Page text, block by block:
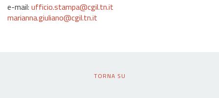
e-mail: ufficio.stampa@cgil.tn.it
marianna.giuliano@cgil.tn.it
TORNA SU